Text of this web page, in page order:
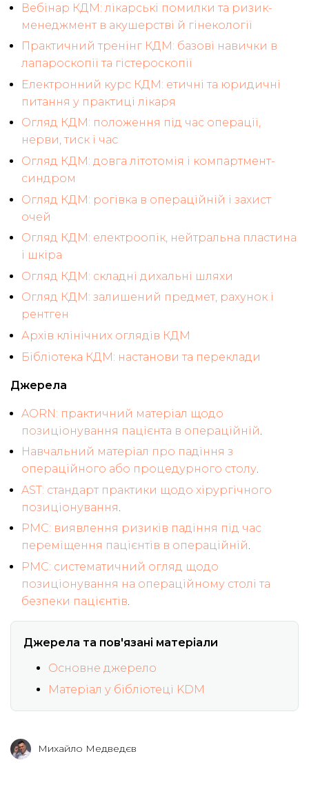
Вебінар КДМ: лікарські помилки та ризик-
менеджмент в акушерстві й гінекології
Практичний тренінг КДМ: базові навички в
лапароскопії та гістероскопії
Електронний курс КДМ: етичні та юридичні
питання у практиці лікаря
Огляд КДМ: положення під час операції,
нерви, тиск і час
Огляд КДМ: довга літотомія і компартмент-
синдром
Огляд КДМ: рогівка в операційній і захист
очей
Огляд КДМ: електроопік, нейтральна пластина
і шкіра
Огляд КДМ: складні дихальні шляхи
Огляд КДМ: залишений предмет, рахунок і
рентген
Архів клінічних оглядів КДМ
Бібліотека КДМ: настанови та переклади
Джерела
AORN: практичний матеріал щодо
позиціонування пацієнта в операційній
Навчальний матеріал про падіння з
операційного або процедурного столу.
AST: стандарт практики щодо хірургічного
позиціонування
PMC: виявлення ризиків падіння під час
переміщення пацієнтів в операційній.
PMC: систематичний огляд щодо
позиціонування на операційному столі та
безпеки пацієнтів.
Джерела та пов'язані матеріали
Основне джерело
Матеріал у бібліотеці KDM
Михайло Медведєв